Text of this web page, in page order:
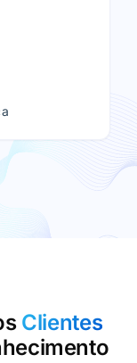
Clientes